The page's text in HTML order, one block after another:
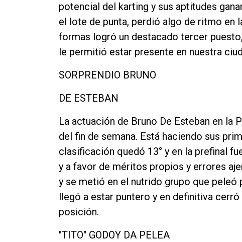
potencial del karting y sus aptitudes
el lote de punta, perdió algo de ritmo en
formas logró un destacado tercer
le permitió estar presente en nuestra
SORPRENDIO BRUNO
DE ESTEBAN
La actuación de Bruno De Esteban en la
del fin de semana. Está haciendo sus
clasificación quedó 13° y en la prefinal
y a favor de méritos propios y errores
y se metió en el nutrido grupo que peleó
llegó a estar puntero y en definitiva
posición.
"TITO" GODOY DA PELEA